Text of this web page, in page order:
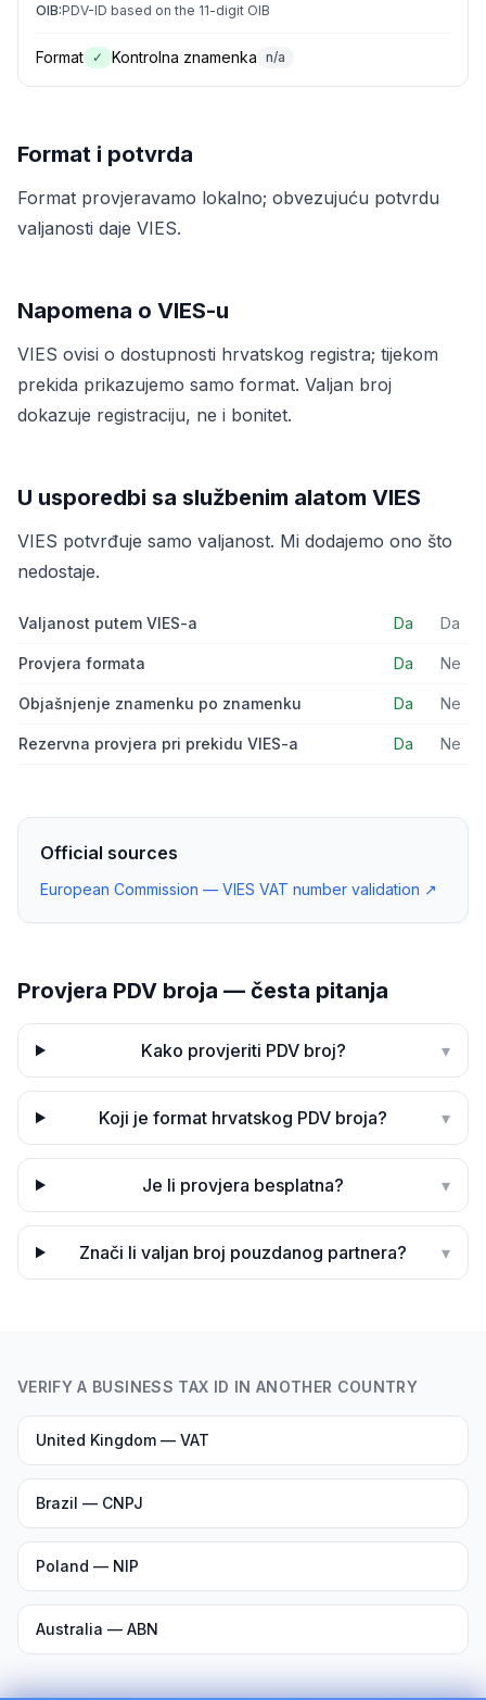
OIB:PDV-ID based on the 11-digit OIB
Format ✓ Kontrolna znamenka n/a
Format i potvrda
Format provjeravamo lokalno; obvezujuću potvrdu
valjanosti daje VIES.
Napomena o VIES-u
VIES ovisi o dostupnosti hrvatskog registra; tijekom
prekida prikazujemo samo format. Valjan broj
dokazuje registraciju, ne i bonitet.
U usporedbi sa službenim alatom VIES
VIES potvrđuje samo valjanost. Mi dodajemo ono što
nedostaje.
Valjanost putem VIES-a Da Da
Provjera formata Da Ne
Objašnjenje znamenku po znamenku Da Ne
Rezervna provjera pri prekidu VIES-a Da Ne
Official sources
European Commission — VIES VAT number validation ↗
Provjera PDV broja — česta pitanja
Kako provjeriti PDV broj? ▾
Koji je format hrvatskog PDV broja? ▾
Je li provjera besplatna? ▾
Znači li valjan broj pouzdanog partnera? ▾
VERIFY A BUSINESS TAX ID IN ANOTHER COUNTRY
United Kingdom — VAT
Brazil — CNPJ
Poland — NIP
Australia — ABN